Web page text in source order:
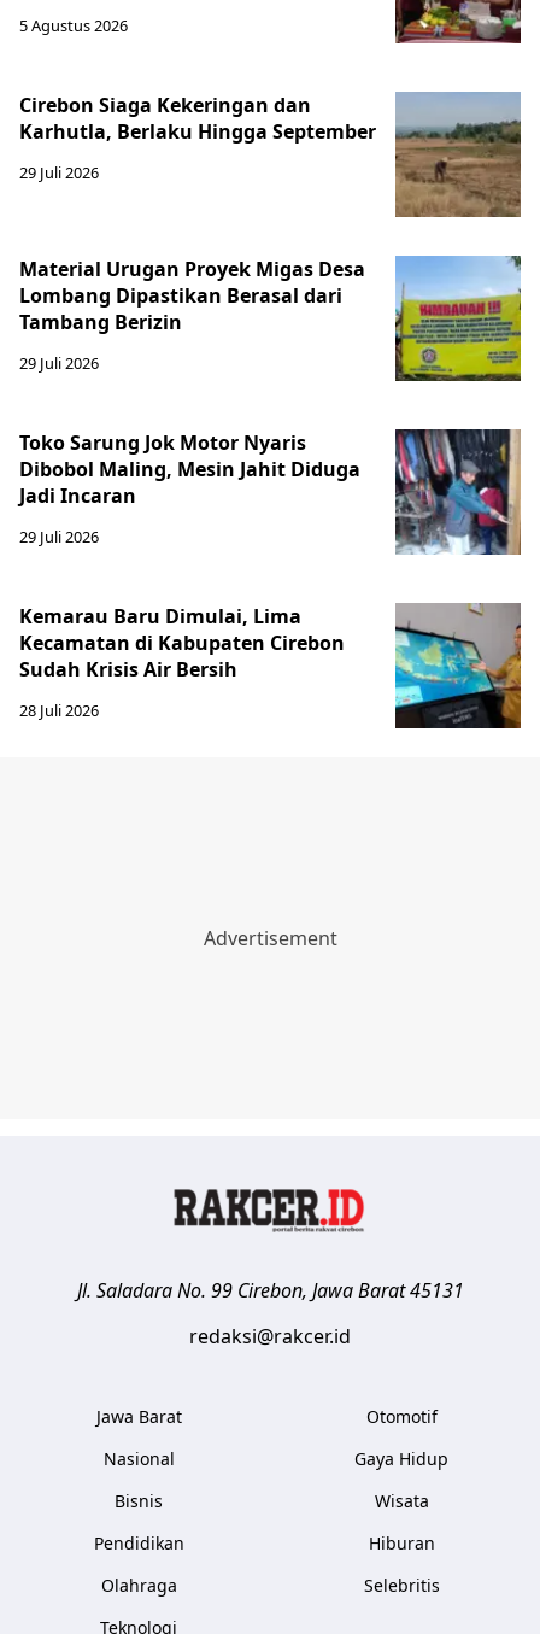
5 Agustus 2026
Cirebon Siaga Kekeringan dan
Karhutla, Berlaku Hingga September
29 Juli 2026
Material Urugan Proyek Migas Desa
Lombang Dipastikan Berasal dari
Tambang Berizin
29 Juli 2026
Toko Sarung Jok Motor Nyaris
Dibobol Maling, Mesin Jahit Diduga
Jadi Incaran
29 Juli 2026
Kemarau Baru Dimulai, Lima
Kecamatan di Kabupaten Cirebon
Sudah Krisis Air Bersih
28 Juli 2026
Jl. Saladara No. 99 Cirebon, Jawa Barat 45131
redaksi@rakcer.id
Jawa Barat
Nasional
Bisnis
Pendidikan
Olahraga
Teknologi
Otomotif
Gaya Hidup
Wisata
Hiburan
Selebritis